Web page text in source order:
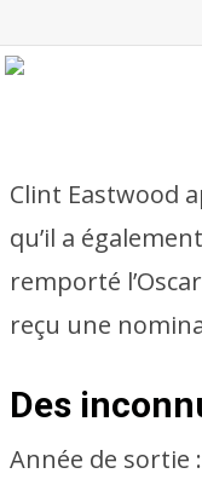
Clint Eastwood
qu’il a
remporté
reçu une
Des
Année de sortie